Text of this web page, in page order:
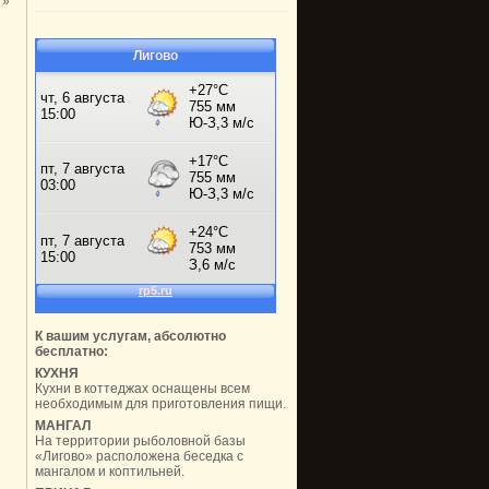
Лигово
К вашим услугам, абсолютно
бесплатно:
КУХНЯ
Кухни в коттеджах оснащены всем
необходимым для приготовления пищи.
МАНГАЛ
На территории рыболовной базы
«Лигово» расположена беседка с
мангалом и коптильней.